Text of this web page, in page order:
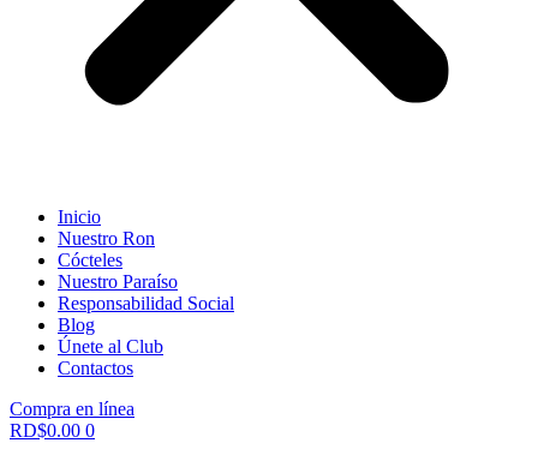
Inicio
Nuestro Ron
Cócteles
Nuestro Paraíso
Responsabilidad Social
Blog
Únete al Club
Contactos
Compra en línea
RD$0.00 0